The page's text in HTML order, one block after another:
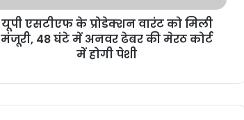
यूपी एसटीएफ के प्रोडेक्शन वारंट को मिली
मंजूरी, 48 घंटे में अनवर ढेबर की मेरठ कोर्ट
में होगी पेशी